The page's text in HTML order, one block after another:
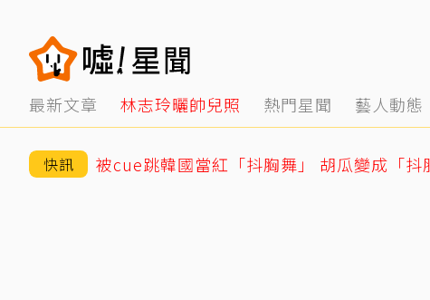
最新文章 林志玲曬帥兒照 熱門星聞 藝人動態
快訊 被cue跳韓國當紅「抖胸舞」 胡瓜變成「抖